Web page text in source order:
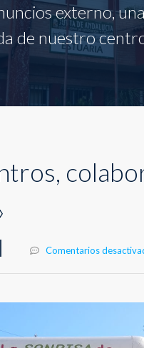
externo,
de nuestro
Comentarios